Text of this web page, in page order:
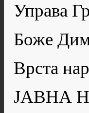
Управа
Боже
Врста
ЈАВНА